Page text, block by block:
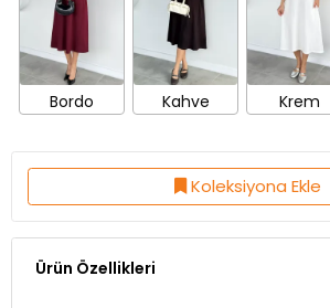
Bordo Kahve Krem
Koleksiyona Ekle
Ürün Özellikleri